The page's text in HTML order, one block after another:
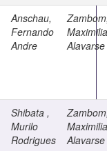
Anschau,
Fernando
Andre
Alavarse
Shibata ,
Murilo
Rodrigues
Alavarse